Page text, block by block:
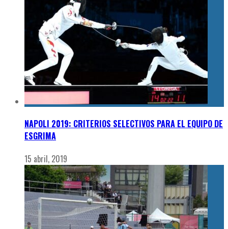
NAPOLI 2019: CRITERIOS SELECTIVOS PARA EL EQUIPO DE
ESGRIMA
15 abril, 2019